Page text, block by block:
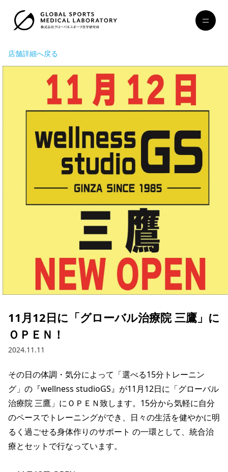
店舗詳細へ戻る
11月12日に「グローバル治療院 三鷹」に
ＯＰＥＮ！
2024.11.11
その日の体調・気分によって「選べる15分トレーニン
グ」の『wellness studioGS』が11月12日に「グローバル
治療院 三鷹」にＯＰＥＮ致します。15分から気軽に自分
のペースでトレーニングができ、日々の生活を健やかに明
るく過ごせる身体作りのサポート の一環として、統合治
療とセットで行なっています。